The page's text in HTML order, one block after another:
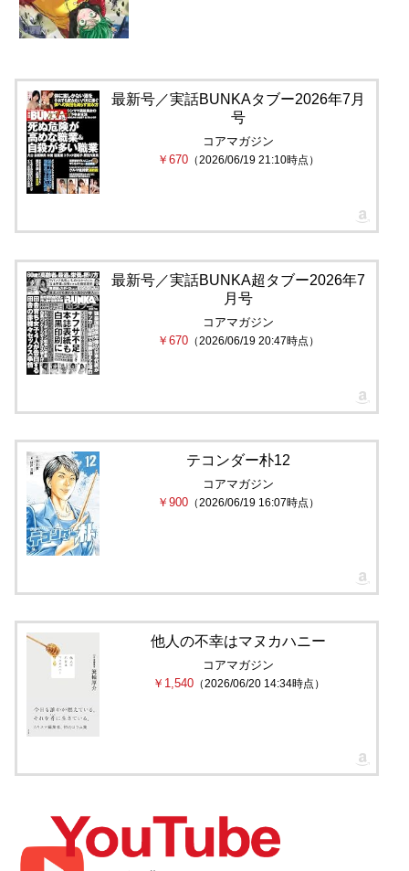
最新号／実話BUNKAタブー2026年7月
号
コアマガジン
￥670 （2026/06/19 21:10時点）
最新号／実話BUNKA超タブー2026年7
月号
コアマガジン
￥670 （2026/06/19 20:47時点）
テコンダー朴12
コアマガジン
￥900 （2026/06/19 16:07時点）
他人の不幸はマヌカハニー
コアマガジン
￥1,540（2026/06/20 14:34時点）